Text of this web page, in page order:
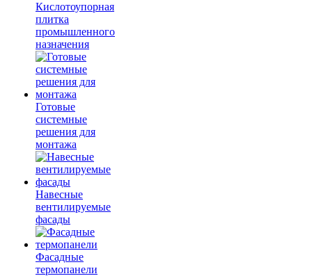
Кислотоупорная
плитка
промышленного
назначения
Готовые
системные
решения для
монтажа
Навесные
вентилируемые
фасады
Фасадные
термопанели